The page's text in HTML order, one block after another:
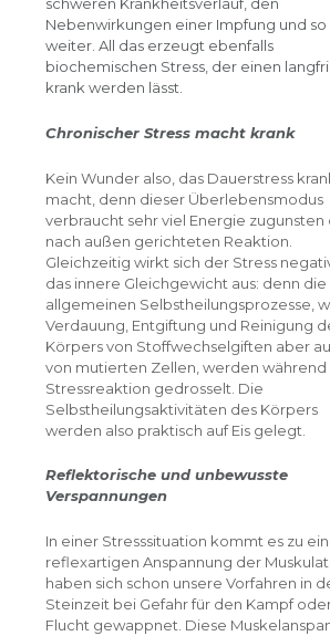
Nebenwirkungen einer Impfung und so
weiter. All das erzeugt ebenfalls
biochemischen Stress, der einen
krank werden lässt.
Chronischer Stress macht krank
Kein Wunder also, das Dauerstress
macht, denn dieser Überlebensmodus
verbraucht sehr viel Energie zugunsten
nach außen gerichteten Reaktion.
Gleichzeitig wirkt sich der Stress
das innere Gleichgewicht aus: denn die
allgemeinen Selbstheilungsprozesse,
Verdauung, Entgiftung und Reinigung
Körpers von Stoffwechselgiften aber
von mutierten Zellen, werden
Stressreaktion gedrosselt. Die
Selbstheilungsaktivitäten des Körpers
werden also praktisch auf Eis gelegt.
Reflektorische und unbewusste
Verspannungen
In einer Stresssituation kommt es zu
reflexartigen Anspannung der
haben sich schon unsere Vorfahren in
Steinzeit bei Gefahr für den Kampf
Flucht gewappnet. Diese